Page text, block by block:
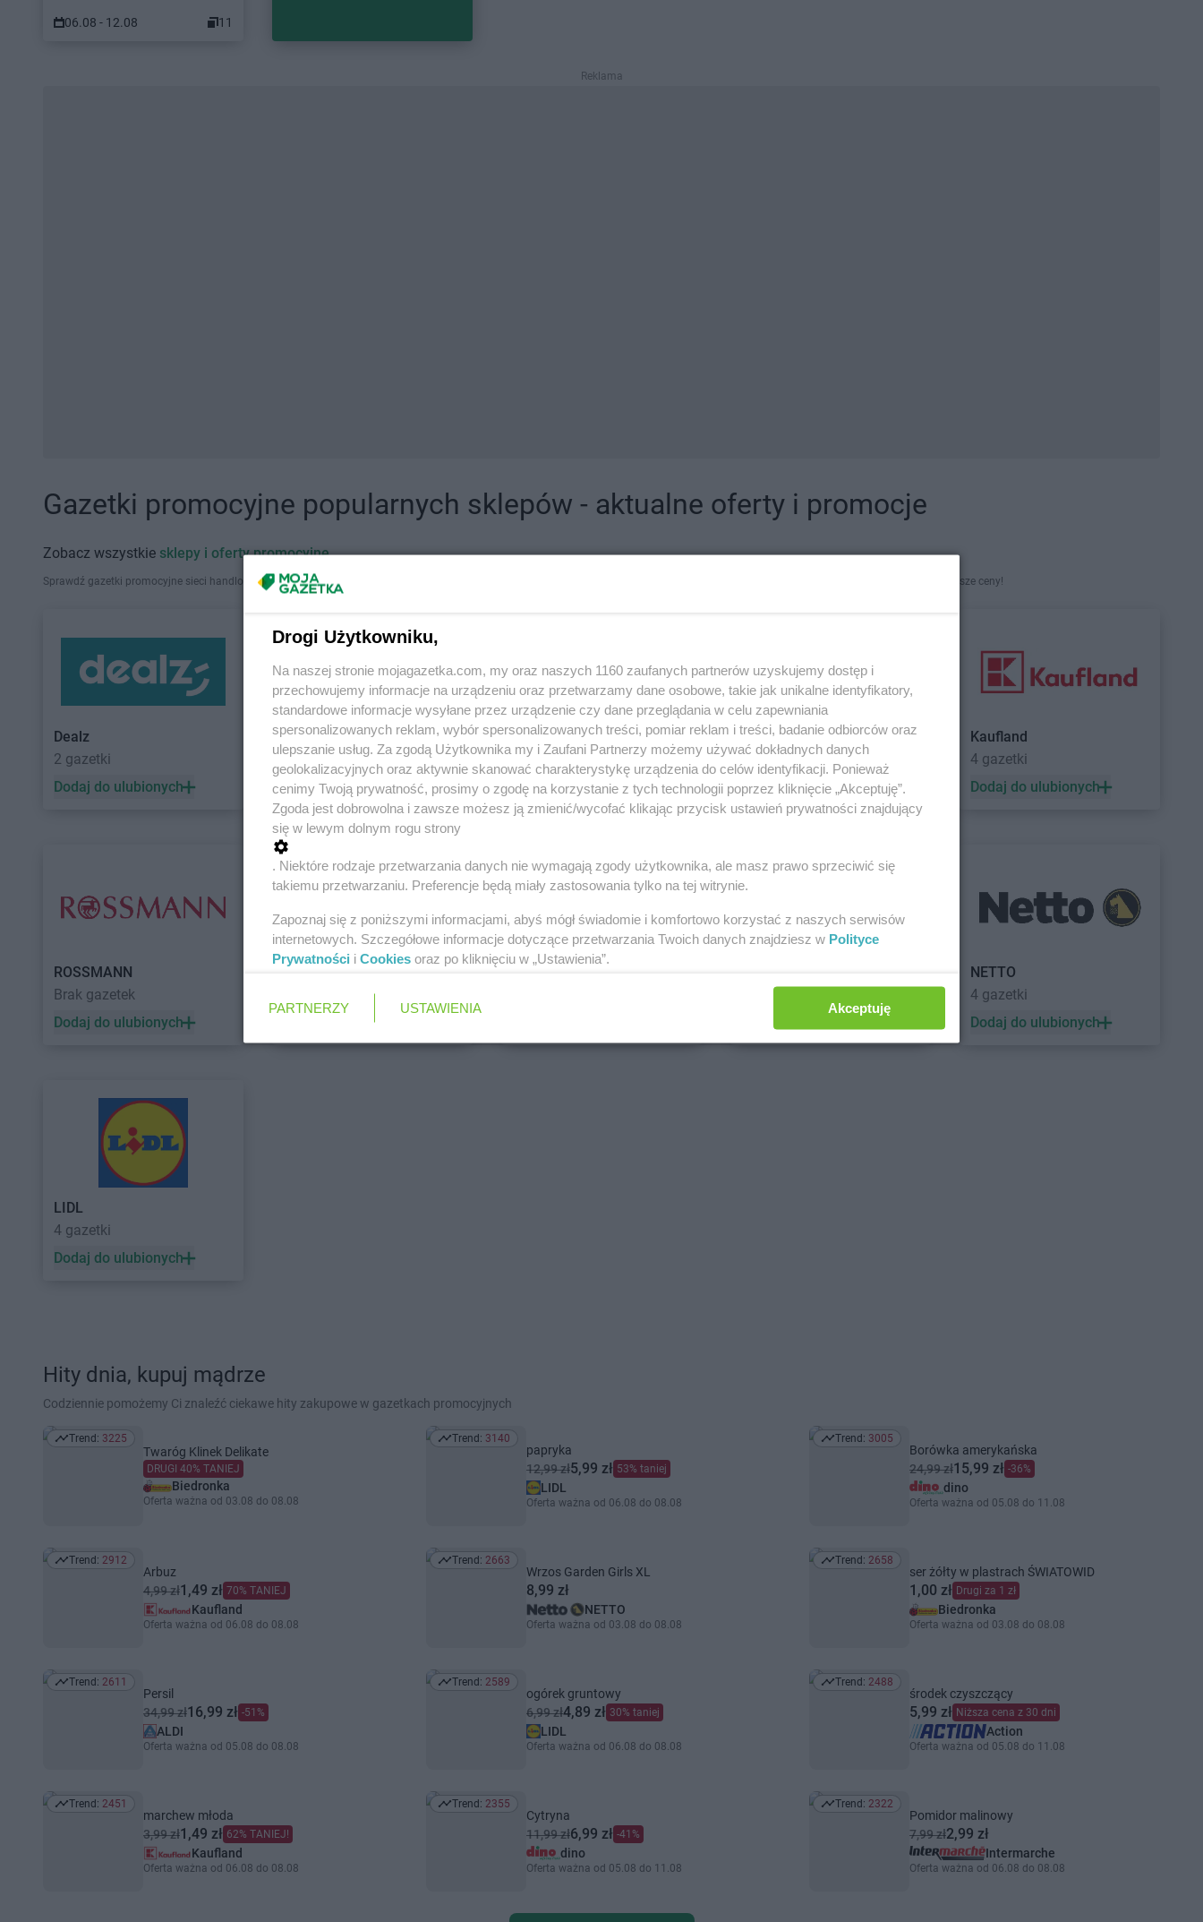
06.08 - 12.08 11
Reklama
Gazetki promocyjne popularnych sklepów - aktualne oferty i promocje
Zobacz wszystkie sklepy i oferty promocyjne
Sprawdź gazetki promocyjne sieci handlowych, które działają w Polsce. Znajdziesz tutaj sklepy należące do lokalnych sieci oraz duże, znane super- i hipermarkety. Najlepsze promocje i najniższe ceny!
Dealz
2 gazetki
Dodaj do ulubionych
POLOmarket
10 gazetek
Dodaj do ulubionych
PEPCO
Brak gazetek
Dodaj do ulubionych
dino
1 gazetka
Dodaj do ulubionych
Kaufland
4 gazetki
Dodaj do ulubionych
ROSSMANN
Brak gazetek
Dodaj do ulubionych
Auchan
Dodaj do ulubionych
9 gazetek
NETTO
4 gazetki
Dodaj do ulubionych
LIDL
4 gazetki
Dodaj do ulubionych
Hity dnia, kupuj mądrze
Codziennie pomożemy Ci znaleźć ciekawe hity zakupowe w gazetkach promocyjnych
Trend: 3225
Trend: 3225
Twaróg Klinek Delikate
DRUGI 40% TANIEJ
Biedronka
Oferta ważna od 03.08 do 08.08
Trend: 3140
Trend: 3140
papryka
12,99 zł5,99 zł 53% taniej
LIDL
Oferta ważna od 06.08 do 08.08
Trend: 3005
Trend: 3005
Borówka amerykańska
24,99 zł15,99 zł -36%
dino
Oferta ważna od 05.08 do 11.08
Trend: 2912
Trend: 2912
Arbuz
4,99 zł1,49 zł 70% TANIEJ
Kaufland
Oferta ważna od 06.08 do 08.08
Trend: 2663
Trend: 2663
Wrzos Garden Girls XL
8,99 zł
NETTO
Oferta ważna od 03.08 do 08.08
Trend: 2658
Trend: 2658
ser żółty w plastrach ŚWIATOWID
1,00 zł Drugi za 1 zł
Biedronka
Oferta ważna od 03.08 do 08.08
Trend: 2611
Trend: 2611
Persil
34,99 zł16,99 zł -51%
ALDI
Oferta ważna od 05.08 do 08.08
Trend: 2589
Trend: 2589
ogórek gruntowy
6,99 zł4,89 zł 30% taniej
LIDL
Oferta ważna od 06.08 do 08.08
Trend: 2488
Trend: 2488
środek czyszczący
5,99 zł Niższa cena z 30 dni
Action
Oferta ważna od 05.08 do 11.08
Trend: 2451
Trend: 2451
marchew młoda
3,99 zł1,49 zł 62% TANIEJ!
Kaufland
Oferta ważna od 06.08 do 08.08
Trend: 2355
Trend: 2355
Cytryna
11,99 zł6,99 zł -41%
dino
Oferta ważna od 05.08 do 11.08
Trend: 2322
Trend: 2322
Pomidor malinowy
7,99 zł2,99 zł
Intermarche
Oferta ważna od 06.08 do 08.08
Drogi Użytkowniku,
Na naszej stronie mojagazetka.com, my oraz naszych 1160 zaufanych partnerów uzyskujemy dostęp i
przechowujemy informacje na urządzeniu oraz przetwarzamy dane osobowe, takie jak unikalne identyfikatory,
standardowe informacje wysyłane przez urządzenie czy dane przeglądania w celu zapewniania
spersonalizowanych reklam, wybór spersonalizowanych treści, pomiar reklam i treści, badanie odbiorców oraz
ulepszanie usług. Za zgodą Użytkownika my i Zaufani Partnerzy możemy używać dokładnych danych
geolokalizacyjnych oraz aktywnie skanować charakterystykę urządzenia do celów identyfikacji. Ponieważ
cenimy Twoją prywatność, prosimy o zgodę na korzystanie z tych technologii poprzez kliknięcie „Akceptuję”.
Zgoda jest dobrowolna i zawsze możesz ją zmienić/wycofać klikając przycisk ustawień prywatności znajdujący
się w lewym dolnym rogu strony
. Niektóre rodzaje przetwarzania danych nie wymagają zgody użytkownika, ale masz prawo sprzeciwić się
takiemu przetwarzaniu. Preferencje będą miały zastosowania tylko na tej witrynie.
Zapoznaj się z poniższymi informacjami, abyś mógł świadomie i komfortowo korzystać z naszych serwisów
internetowych. Szczegółowe informacje dotyczące przetwarzania Twoich danych znajdziesz w Polityce
Prywatności i Cookies oraz po kliknięciu w „Ustawienia”.
PARTNERZY USTAWIENIA Akceptuję